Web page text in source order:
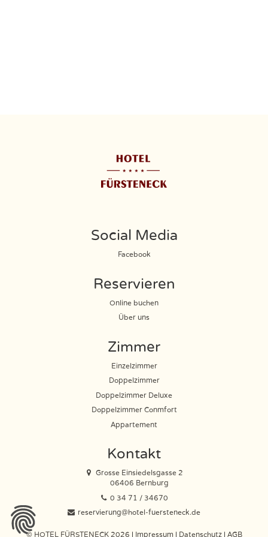
Social Media
Facebook
Reservieren
Online buchen
Über uns
Zimmer
Einzelzimmer
Doppelzimmer
Doppelzimmer Deluxe
Doppelzimmer Conmfort
Appartement
Kontakt
Grosse Einsiedelsgasse 2
06406 Bernburg
0 34 71 / 34670
reservierung@hotel-fuersteneck.de
© HOTEL FÜRSTENECK 2026 | Impressum | Datenschutz| AGB